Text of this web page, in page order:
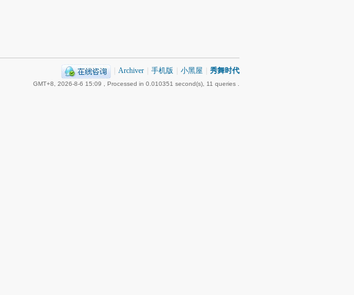
Archiver 手机版 小黑屋 秀舞时代
GMT+8, 2026-8-6 15:09 , Processed in 0.010351 second(s), 11 queries .